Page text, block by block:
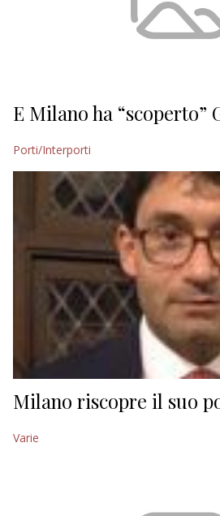
E Milano ha “scoperto”
Porti/Interporti
Milano riscopre il suo
Varie